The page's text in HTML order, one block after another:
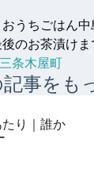
うちごはん
のお茶漬けま
条木屋町
事をも
り｜誰か